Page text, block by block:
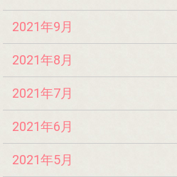
2021年9月
2021年8月
2021年7月
2021年6月
2021年5月